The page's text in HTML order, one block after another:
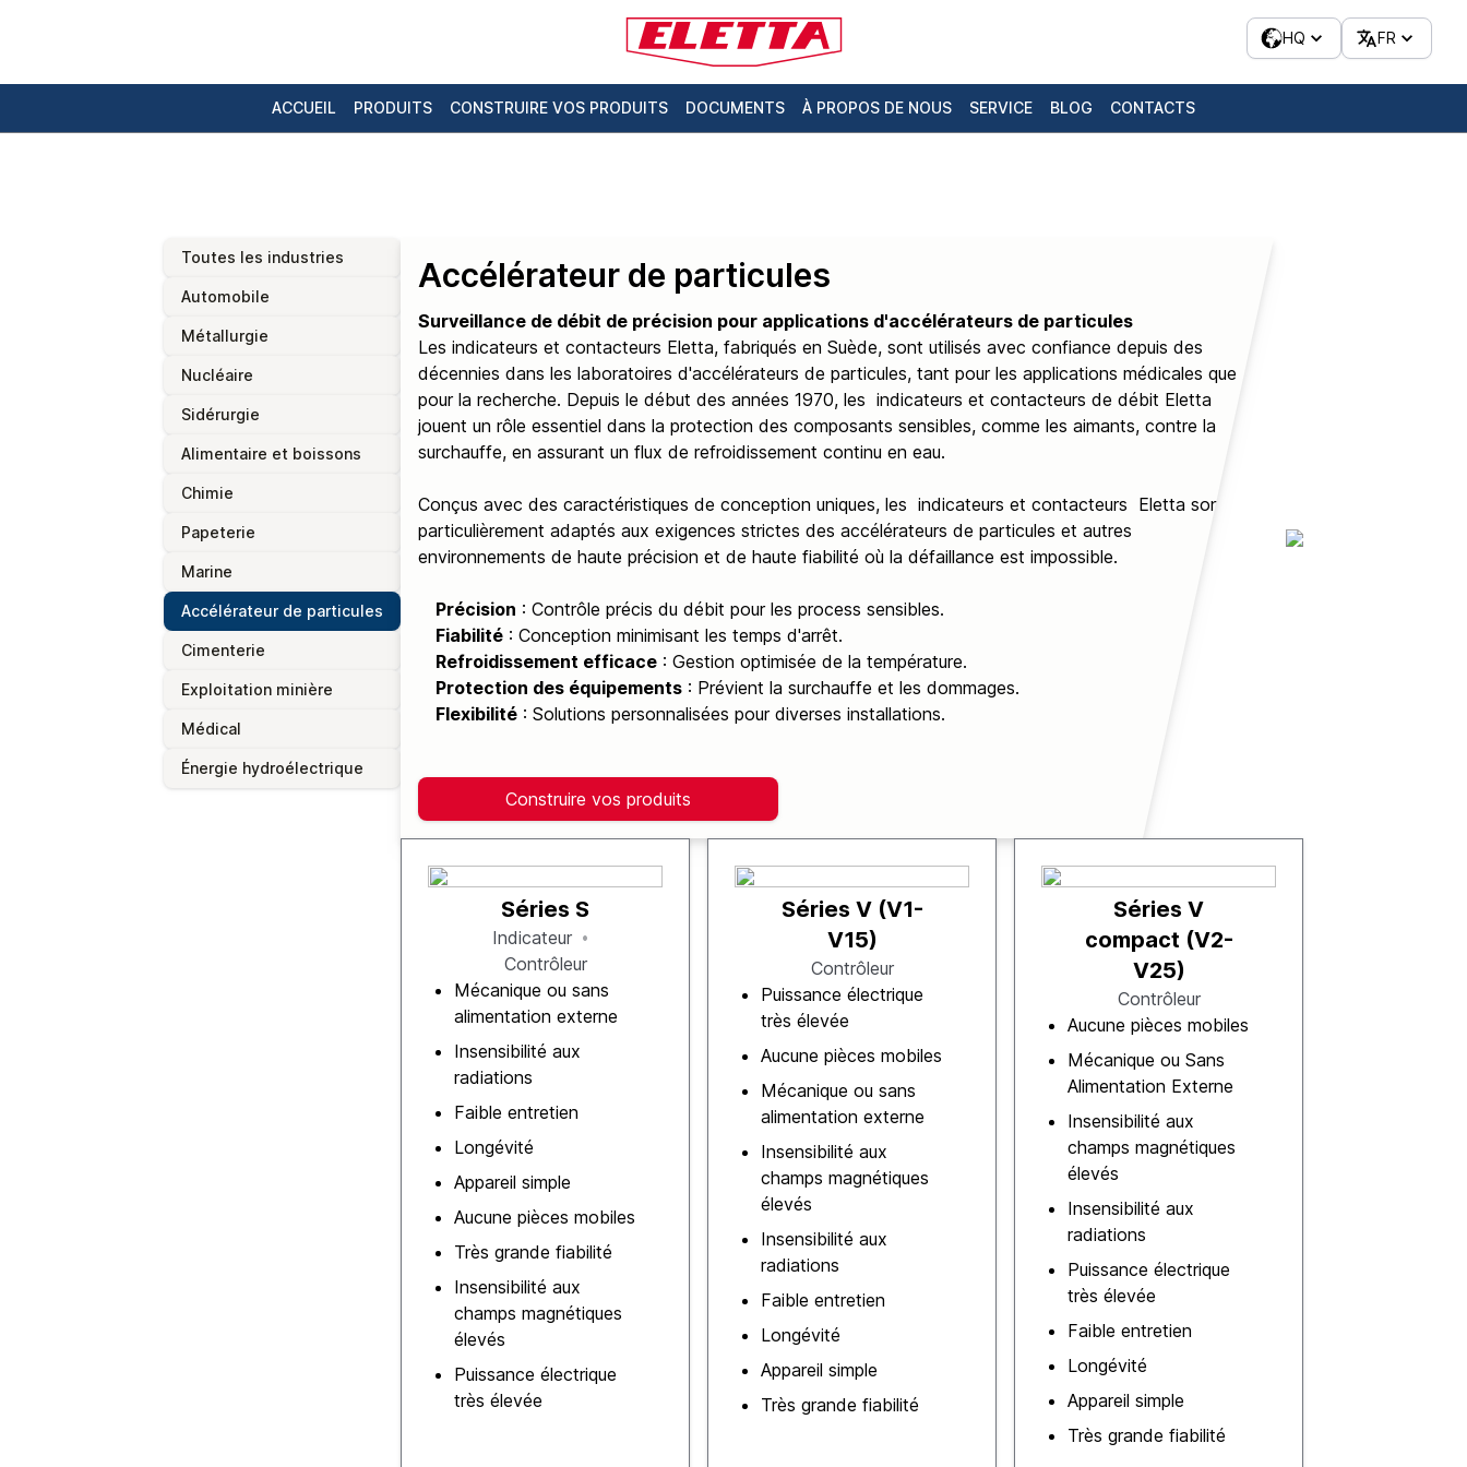
HQ FR
ACCUEIL PRODUITS CONSTRUIRE VOS PRODUITS DOCUMENTS À PROPOS DE NOUS SERVICE BLOG CONTACTS
Toutes les industries
Automobile
Métallurgie
Nucléaire
Sidérurgie
Alimentaire et boissons
Chimie
Papeterie
Marine
Accélérateur de particules
Cimenterie
Exploitation minière
Médical
Énergie hydroélectrique
Accélérateur de particules
Surveillance de débit de précision pour applications d'accélérateurs de particules
Les indicateurs et contacteurs Eletta, fabriqués en Suède, sont utilisés avec confiance depuis des
décennies dans les laboratoires d'accélérateurs de particules, tant pour les applications médicales que
pour la recherche. Depuis le début des années 1970, les indicateurs et contacteurs de débit Eletta
jouent un rôle essentiel dans la protection des composants sensibles, comme les aimants, contre la
surchauffe, en assurant un flux de refroidissement continu en eau.
Conçus avec des caractéristiques de conception uniques, les indicateurs et contacteurs Eletta sont
particulièrement adaptés aux exigences strictes des accélérateurs de particules et autres
environnements de haute précision et de haute fiabilité où la défaillance est impossible.
Précision : Contrôle précis du débit pour les process sensibles.
Fiabilité : Conception minimisant les temps d'arrêt.
Refroidissement efficace : Gestion optimisée de la température.
Protection des équipements : Prévient la surchauffe et les dommages.
Flexibilité : Solutions personnalisées pour diverses installations.
Construire vos produits
Séries S
Indicateur
Contrôleur
Mécanique ou sans
alimentation externe
Insensibilité aux
radiations
Faible entretien
Longévité
Appareil simple
Aucune pièces mobiles
Très grande fiabilité
Insensibilité aux
champs magnétiques
élevés
Puissance électrique
très élevée
Séries V (V1-
V15)
Contrôleur
Puissance électrique
très élevée
Aucune pièces mobiles
Mécanique ou sans
alimentation externe
Insensibilité aux
champs magnétiques
élevés
Insensibilité aux
radiations
Faible entretien
Longévité
Appareil simple
Très grande fiabilité
Séries V
compact (V2-
V25)
Contrôleur
Aucune pièces mobiles
Mécanique ou Sans
Alimentation Externe
Insensibilité aux
champs magnétiques
élevés
Insensibilité aux
radiations
Puissance électrique
très élevée
Faible entretien
Longévité
Appareil simple
Très grande fiabilité